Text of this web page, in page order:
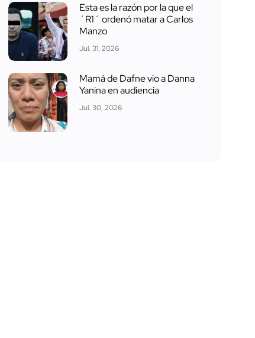
Esta es la razón por la que el
´R1´ ordenó matar a Carlos
Manzo
Jul. 31, 2026
Mamá de Dafne vio a Danna
Yanina en audiencia
Jul. 30, 2026